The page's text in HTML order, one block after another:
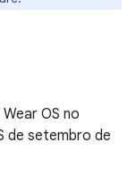
OS no
de setembro de